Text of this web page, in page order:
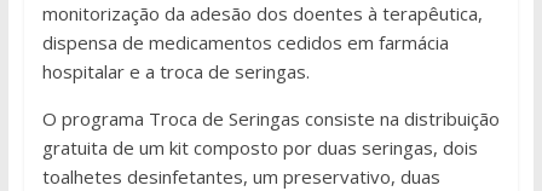
monitorização da adesão dos doentes à terapêutica,
dispensa de medicamentos cedidos em farmácia
hospitalar e a troca de seringas.
O programa Troca de Seringas consiste na distribuição
gratuita de um kit composto por duas seringas, dois
toalhetes desinfetantes, um preservativo, duas